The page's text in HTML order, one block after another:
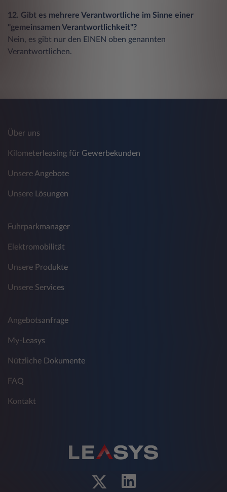
12. Gibt es mehrere Verantwortliche im Sinne einer
"gemeinsamen Verantwortlichkeit"?
Nein, es gibt nur den EINEN oben genannten
Verantwortlichen.
Über uns
Kilometerleasing für Gewerbekunden
Unsere Angebote
Unsere Lösungen
Fuhrparkmanager
Elektromobilität
Unsere Produkte
Unsere Services
Angebotsanfrage
My-Leasys
Nützliche Dokumente
FAQ
Kontakt